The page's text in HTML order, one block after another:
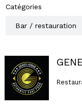
Catégories